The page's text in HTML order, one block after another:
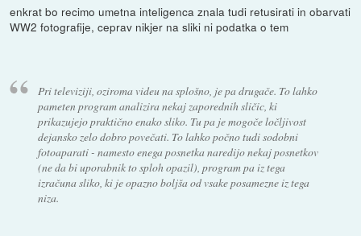
enkrat bo recimo umetna inteligenca znala tudi retusirati in obarvati
WW2 fotografije, ceprav nikjer na sliki ni podatka o tem
Pri televiziji, oziroma videu na splošno, je pa drugače. To lahko
pameten program analizira nekaj zaporednih sličic, ki
prikazujejo praktično enako sliko. Tu pa je mogoče ločljivost
dejansko zelo dobro povečati. To lahko počno tudi sodobni
fotoaparati - namesto enega posnetka naredijo nekaj posnetkov
(ne da bi uporabnik to sploh opazil), program pa iz tega
izračuna sliko, ki je opazno boljša od vsake posamezne iz tega
niza.